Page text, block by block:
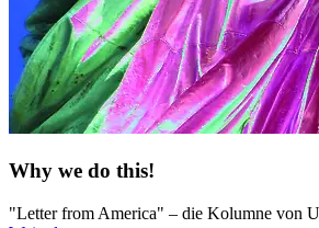
Why we do this!
"Letter from America" – die Kolumne von